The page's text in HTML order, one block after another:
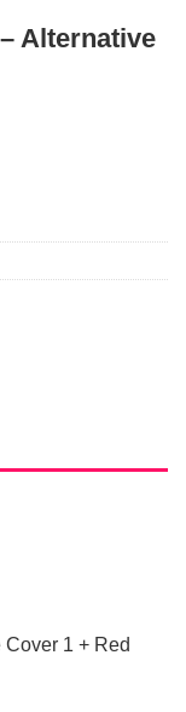
Alternative
1 + Red